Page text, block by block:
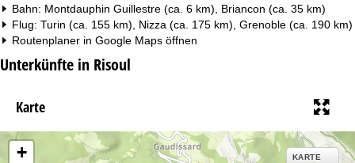
Bahn: Montdauphin Guillestre (ca. 6 km), Briancon (ca. 35 km)
Flug: Turin (ca. 155 km), Nizza (ca. 175 km), Grenoble (ca. 190 km)
Routenplaner in Google Maps öffnen
Unterkünfte in Risoul
Karte
+ KARTE